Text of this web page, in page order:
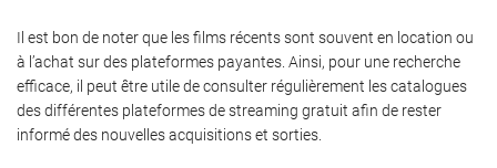
Il est bon de noter que les films récents sont souvent en location ou
à l’achat sur des plateformes payantes. Ainsi, pour une recherche
efficace, il peut être utile de consulter régulièrement les catalogues
des différentes plateformes de streaming gratuit afin de rester
informé des nouvelles acquisitions et sorties.